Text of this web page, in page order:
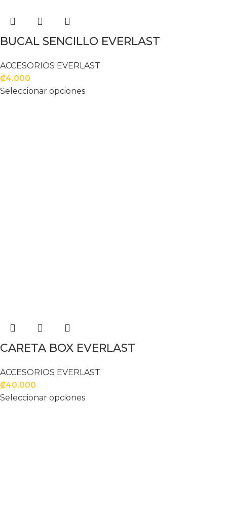
BUCAL SENCILLO EVERLAST
ACCESORIOS EVERLAST
₡4.000
Seleccionar opciones
CARETA BOX EVERLAST
ACCESORIOS EVERLAST
₡40.000
Seleccionar opciones